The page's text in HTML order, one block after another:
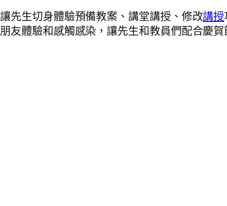
先生切身體驗預備教案、講堂講授、修改講授
友體驗和感觸感染，讓先生和教員們配合慶